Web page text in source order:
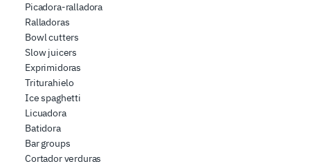
Picadora-ralladora
Ralladoras
Bowl cutters
Slow juicers
Exprimidoras
Triturahielo
Ice spaghetti
Licuadora
Batidora
Bar groups
Cortador verduras